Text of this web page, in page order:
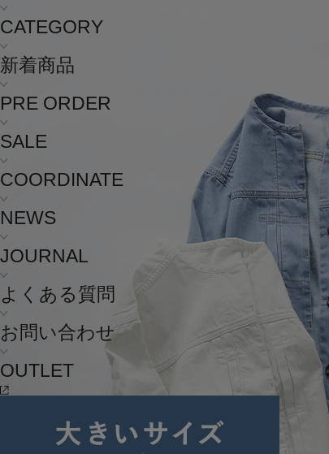
CATEGORY
新着商品
PRE ORDER
SALE
COORDINATE
NEWS
JOURNAL
よくある質問
お問い合わせ
OUTLET